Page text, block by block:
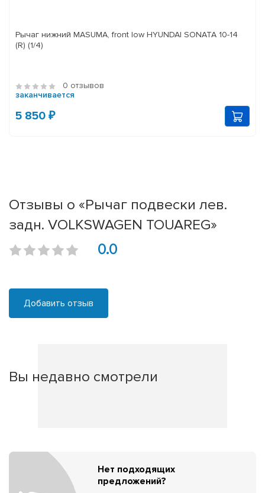
Рычаг нижний MASUMA, front low HYUNDAI SONATA 10-14
(R) (1/4)
0 отзывов
заканчивается
5 850 ₽
Отзывы о «Рычаг подвески лев.
задн. VOLKSWAGEN TOUAREG»
0.0
Добавить отзыв
Вы недавно смотрели
Нет подходящих
предложений?